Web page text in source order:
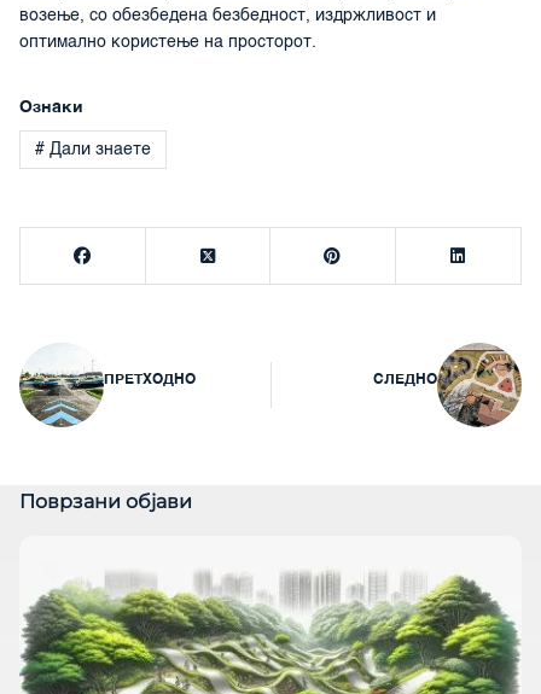
возење, со обезбедена безбедност, издржливост и
оптимално користење на просторот.
Ознаки
# Дали знаете
Навигација
на
ПРЕТХОДНО СЛЕДНО
Поврзани објави